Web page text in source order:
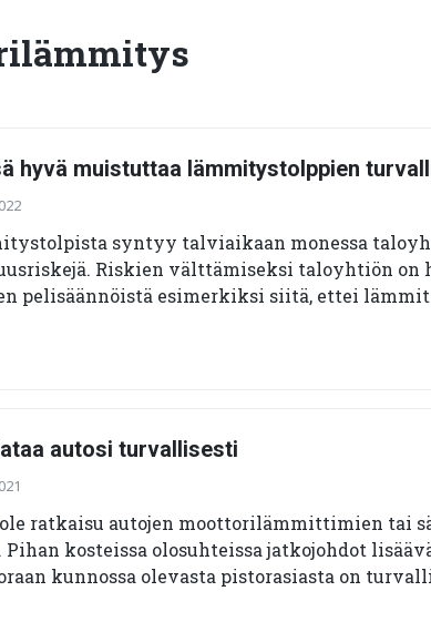
hyvä muistuttaa lämmitystolppien
syntyy talviaikaan monessa
Riskien välttämiseksi taloyhtiön on
pelisäännöistä esimerkiksi siitä, ettei
autosi turvallisesti
ratkaisu autojen moottorilämmittimien tai
kosteissa olosuhteissa jatkojohdot
kunnossa olevasta pistorasiasta on